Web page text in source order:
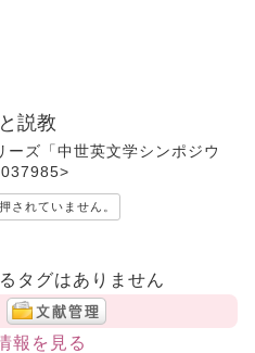
説教
ズ「中世英文学シンポジウ
されていません。
タグはありません
報を見る